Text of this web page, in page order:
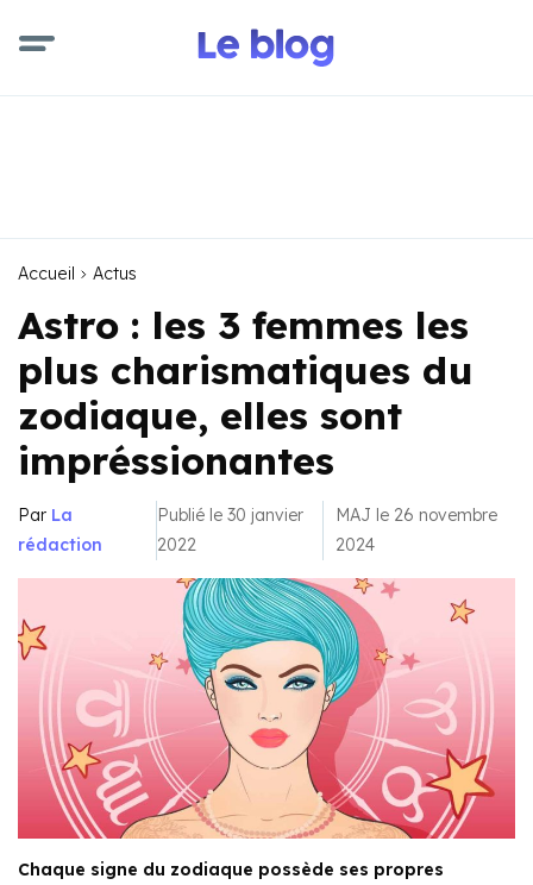
Accueil Actus
Astro : les 3 femmes les
plus charismatiques du
zodiaque, elles sont
impréssionantes
Par La
rédaction
Publié le 30 janvier
2022
MAJ le 26 novembre
2024
Chaque signe du zodiaque possède ses propres